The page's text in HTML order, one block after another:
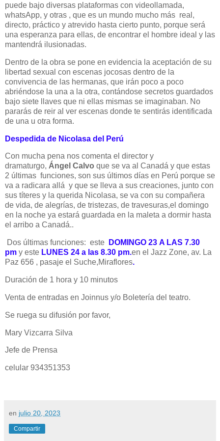
puede bajo diversas plataformas con videollamada,
whatsApp, y otras , que es un mundo mucho más real,
directo, práctico y atrevido hasta cierto punto, porque será
una esperanza para ellas, de encontrar el hombre ideal y las
mantendrá ilusionadas.
Dentro de la obra se pone en evidencia la aceptación de su
libertad sexual con escenas jocosas dentro de la
convivencia de las hermanas, que irán poco a poco
abriéndose la una a la otra, contándose secretos guardados
bajo siete llaves que ni ellas mismas se imaginaban. No
pararás de reir al ver escenas donde te sentirás identificada
de una u otra forma.
Despedida de Nicolasa del Perú
Con mucha pena nos comenta el director y
dramaturgo, Ángel Calvo que se va al Canadá y que estas
2 últimas funciones, son sus últimos días en Perú porque se
va a radicara allá y que se lleva a sus creaciones, junto con
sus títeres y la querida Nicolasa, se va con su compañera
de vida, de alegrías, de tristezas, de travesuras,el domingo
en la noche ya estará guardada en la maleta a dormir hasta
el arribo a Canadá..
Dos últimas funciones: este DOMINGO 23 A LAS 7.30
pm y este LUNES 24 a las 8.30 pm.en el Jazz Zone, av. La
Paz 656 , pasaje el Suche,Miraflores.
Duración de 1 hora y 10 minutos
Venta de entradas en Joinnus y/o Boletería del teatro.
Se ruega su difusión por favor,
Mary Vizcarra Silva
Jefe de Prensa
celular 934351353
en julio 20, 2023
Compartir